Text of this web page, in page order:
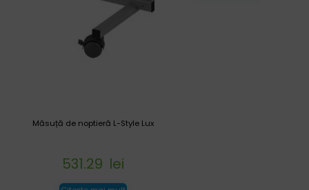
Măsuță de noptieră L-Style Lux
531.29 lei